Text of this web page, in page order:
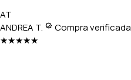
AT
ANDREA T.
Compra verificada
★★★★★